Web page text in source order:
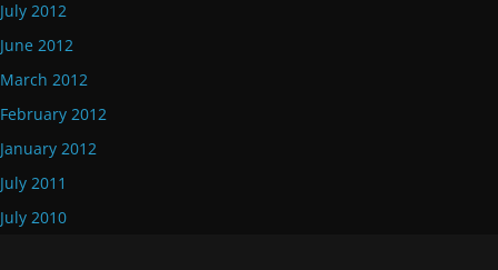
July 2012
June 2012
March 2012
February 2012
January 2012
July 2011
July 2010